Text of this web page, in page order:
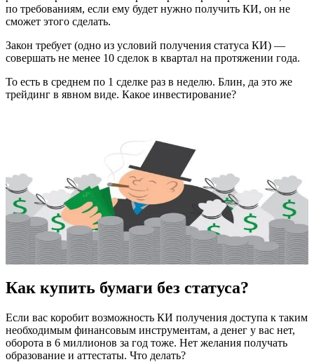
по требованиям, если ему будет нужно получить КИ, он не
сможет этого сделать.
Закон требует (одно из условий получения статуса КИ) —
совершать не менее 10 сделок в квартал на протяжении года.
То есть в среднем по 1 сделке раз в неделю. Блин, да это же
трейдинг в явном виде. Какое инвестирование?
Как купить бумаги без статуса?
Если вас коробит возможность КИ получения доступа к таким
необходимым финансовым инструментам, а денег у вас нет,
оборота в 6 миллионов за год тоже. Нет желания получать
образование и аттестаты. Что делать?